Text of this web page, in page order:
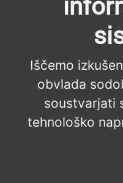
Iščemo
obvlada
soustvarjati
tehnološko